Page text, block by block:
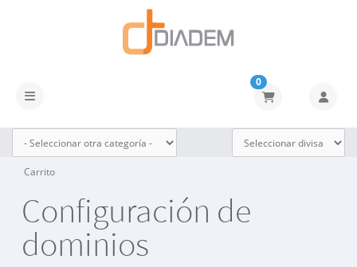
Activar/Desactivar navegación
0
Carrito
Configuración de
dominios